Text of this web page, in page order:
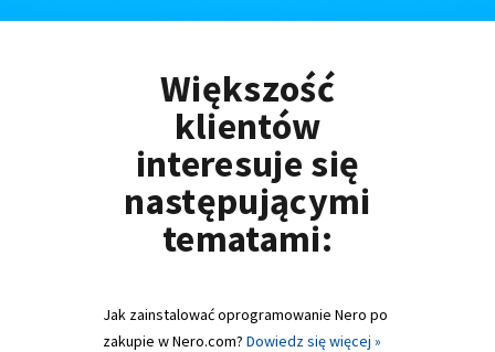
Większość
klientów
interesuje się
następującymi
tematami:
Jak zainstalować oprogramowanie Nero po
zakupie w Nero.com? Dowiedz się więcej »